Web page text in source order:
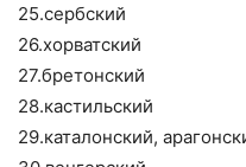
25.сербский
26.хорватский
27.бретонский
28.кастильский
29.каталонский,